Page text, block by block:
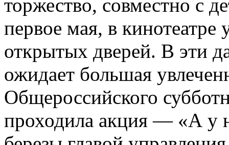
торжество, совместно с
первое мая, в
открытых дверей. В эти
ожидает большая
Общероссийского
проходила акция — «А у